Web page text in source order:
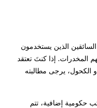
الذين يستخدمون
المخدرات. إذا كنتَ تعتقد
الكحول، يرجى مطالبته
حكومية إضافية، تتم